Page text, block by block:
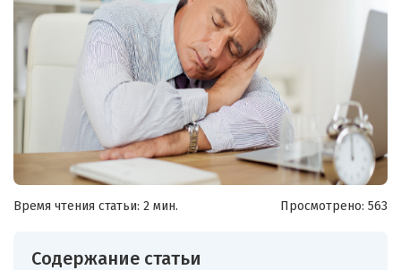
Время чтения статьи: 2 мин. Просмотрено: 563
Содержание статьи
Я согласен на обработку моих персональных данных